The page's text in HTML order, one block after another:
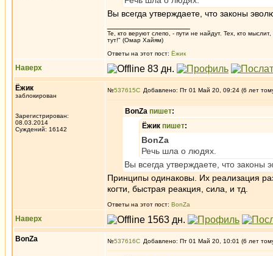
Вы всегда утверждаете, что законы
Те, кто веруют слепо, - пути не найдут. Тех, кто
тут!" (Омар Хайям)
Ответы на этот пост: Ёжик
Наверх
Ёжик
заблокирован
Зарегистрирован:
08.03.2014
Суждений: 16142
№537615 Добавлено: Пт 01 Май 20, 09:24 (6 лет
BonZa пишет:
Ёжик пишет:
BonZa
Речь шла о людях.
Вы всегда утверждаете, что
Принципы одинаковы. Их реализация
когти, быстрая реакция, сила, и тд.
Ответы на этот пост: BonZa
Наверх
BonZa №537616 Добавлено: Пт 01 Май 20, 10:01 (6 лет